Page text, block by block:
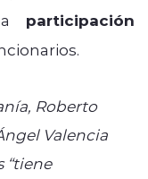
participación
Roberto
Valencia
“tiene